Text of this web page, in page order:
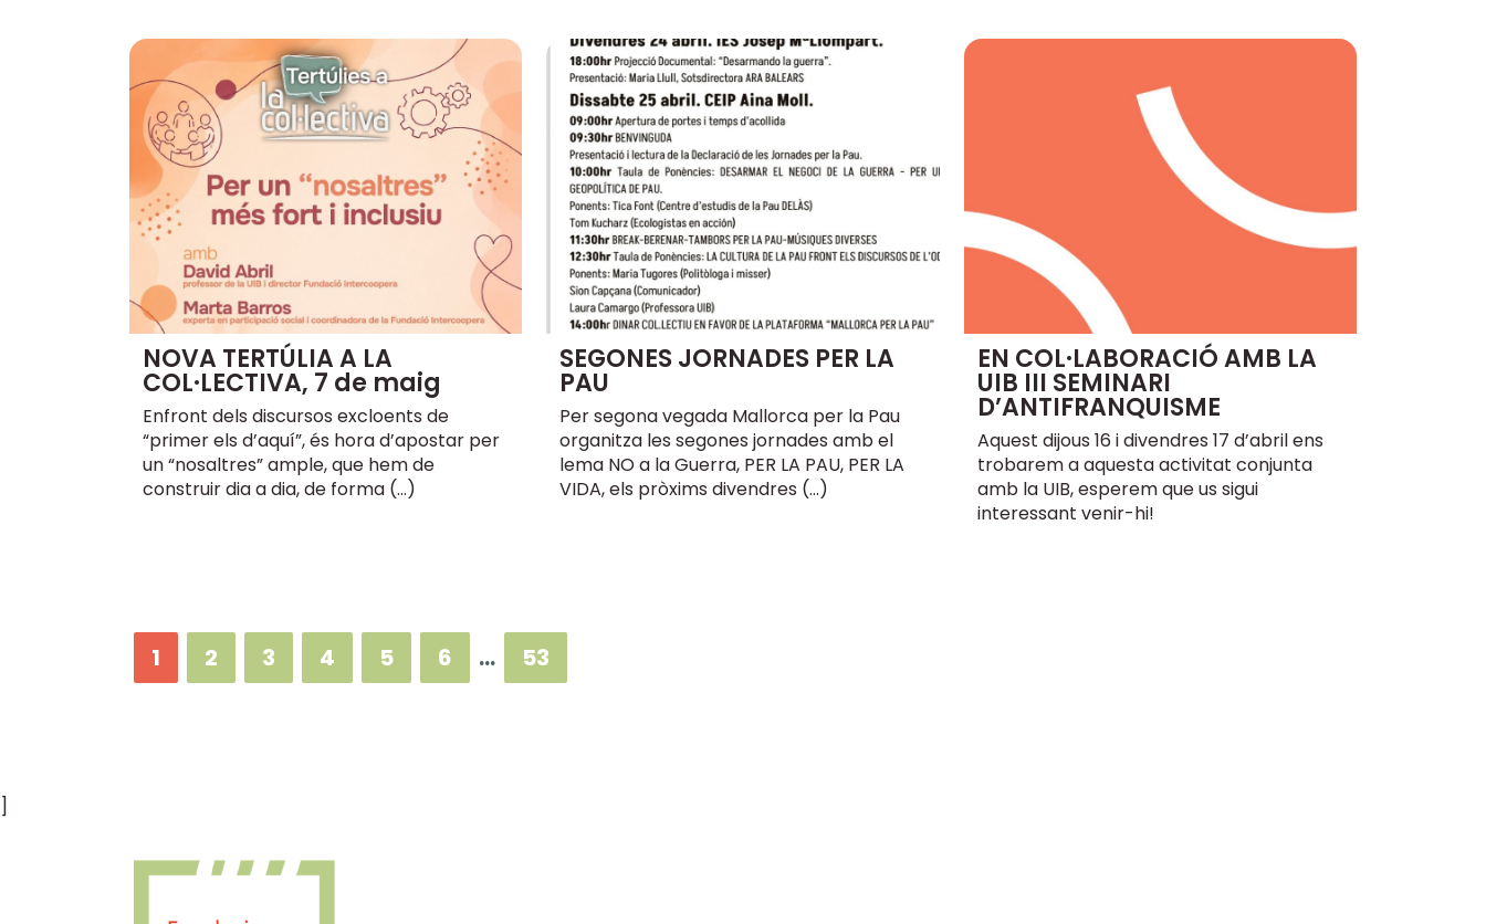
NOVA TERTÚLIA A LA
COL·LECTIVA, 7 de maig
Enfront dels discursos excloents de
“primer els d’aquí”, és hora d’apostar per
un “nosaltres” ample, que hem de
construir dia a dia, de forma (…)
SEGONES JORNADES PER LA
PAU
Per segona vegada Mallorca per la Pau
organitza les segones jornades amb el
lema NO a la Guerra, PER LA PAU, PER LA
VIDA, els pròxims divendres (…)
EN COL·LABORACIÓ AMB LA
UIB III SEMINARI
D’ANTIFRANQUISME
Aquest dijous 16 i divendres 17 d’abril ens
trobarem a aquesta activitat conjunta
amb la UIB, esperem que us sigui
interessant venir-hi!
1 2 3 4 5 6 … 53
]